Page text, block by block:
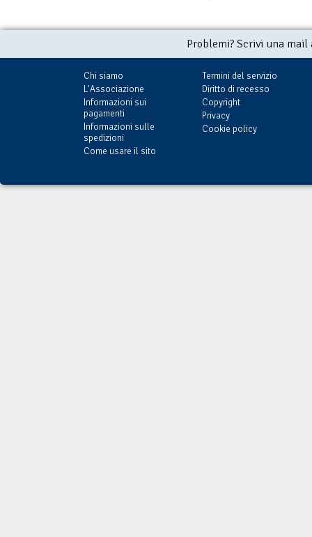
Problemi? Scrivi una
Chi siamo
L'Associazione
Informazioni sui
pagamenti
Informazioni sulle
spedizioni
Come usare il sito
Termini del servizio
Diritto di recesso
Copyright
Privacy
Cookie policy